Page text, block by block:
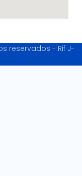
reservados - Rif J-